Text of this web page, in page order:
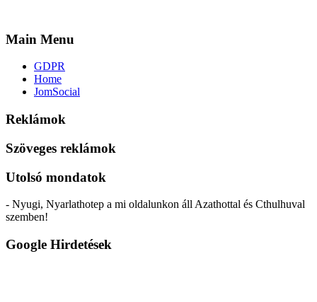
Main Menu
GDPR
Home
JomSocial
Reklámok
Szöveges reklámok
Utolsó mondatok
- Nyugi, Nyarlathotep a mi oldalunkon áll Azathottal és Cthulhuval
szemben!
Google Hirdetések